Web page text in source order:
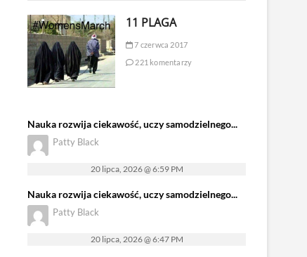
11 PLAGA
7 czerwca 2017
221 komentarzy
Nauka rozwija ciekawość, uczy samodzielnego...
Patty Black
20 lipca, 2026 @ 6:59 PM
Nauka rozwija ciekawość, uczy samodzielnego...
Patty Black
20 lipca, 2026 @ 6:47 PM